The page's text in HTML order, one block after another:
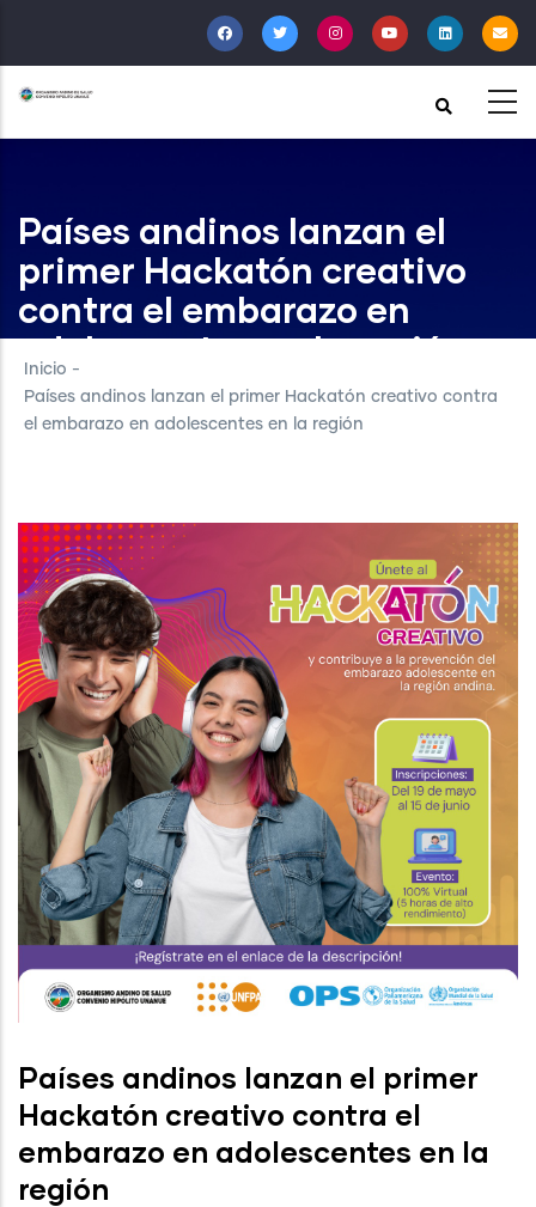
al
contenido
principal
Países andinos lanzan el
primer Hackatón creativo
contra el embarazo en
adolescentes en la región
Inicio -
Países andinos lanzan el primer Hackatón creativo contra
el embarazo en adolescentes en la región
Países andinos lanzan el primer
Hackatón creativo contra el
embarazo en adolescentes en la
región